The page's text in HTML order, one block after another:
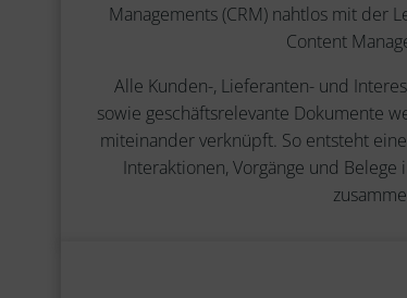
Managements (CRM) nahtlos mit der
Content
Alle Kunden-, Lieferanten- und
sowie geschäftsrelevante Dokumente
miteinander verknüpft. So entsteht
Interaktionen, Vorgänge und